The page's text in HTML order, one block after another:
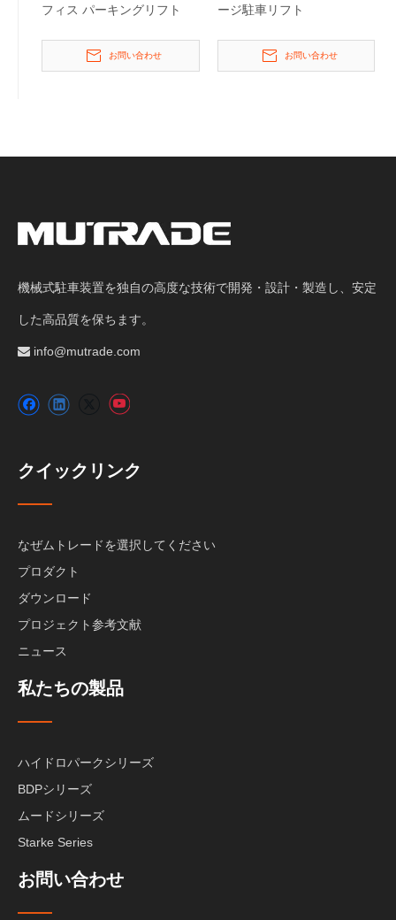
フィス パーキングリフト
お問い合わせ
ージ駐車リフト
お問い合わせ
機械式駐車装置を独自の高度な技術で開発・設計・製造し、安定
した高品質を保ちます。
 info@mutrade.com
クイックリンク
なぜムトレードを選択してください
プロダクト
ダウンロード
プロジェクト参考文献
ニュース
私たちの製品
ハイドロパークシリーズ
BDPシリーズ
ムードシリーズ
Starke Series
お問い合わせ